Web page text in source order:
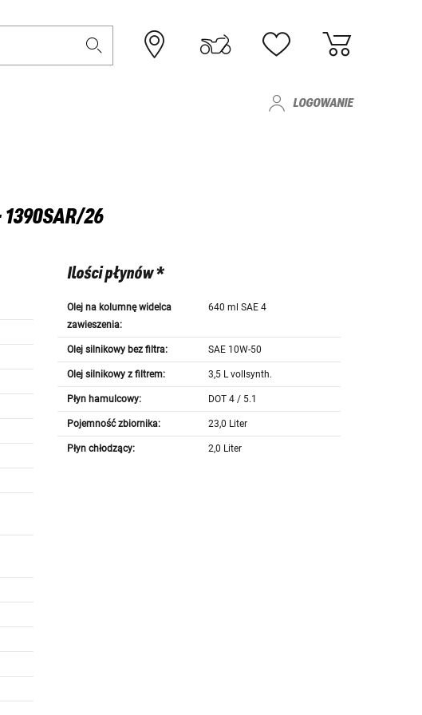
LOGOWANIE
26
Ilości płynów *
Olej na kolumnę widelca
zawieszenia:
640 ml SAE 4
Olej silnikowy bez filtra: SAE 10W-50
Olej silnikowy z filtrem: 3,5 L vollsynth.
Płyn hamulcowy: DOT 4 / 5.1
Pojemność zbiornika: 23,0 Liter
Płyn chłodzący: 2,0 Liter